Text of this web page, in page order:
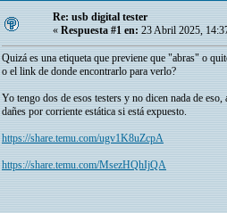
Re: usb digital tester
« Respuesta #1 en: 23 Abril 2025,
Quizá es una etiqueta que previene que "abras" o
o el link de donde encontrarlo para verlo?
Yo tengo dos de esos testers y no dicen nada de
dañes por corriente estática si está expuesto.
https://share.temu.com/ugv1K8uZcpA
https://share.temu.com/MsezHQhIjQA